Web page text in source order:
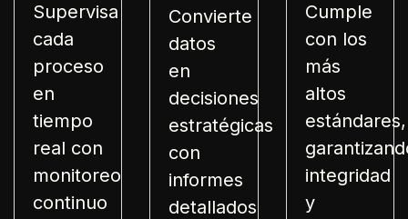
Supervisa
cada
proceso
en
tiempo
real con
monitoreo
continuo
Convierte
datos
en
decisiones
estratégicas
con
informes
detallados
Cumple
con los
más
altos
estándares,
integridad
y